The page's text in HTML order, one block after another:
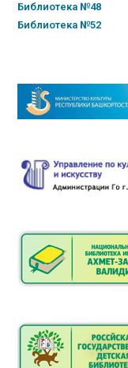
Библиотека №48
Библиотека №52